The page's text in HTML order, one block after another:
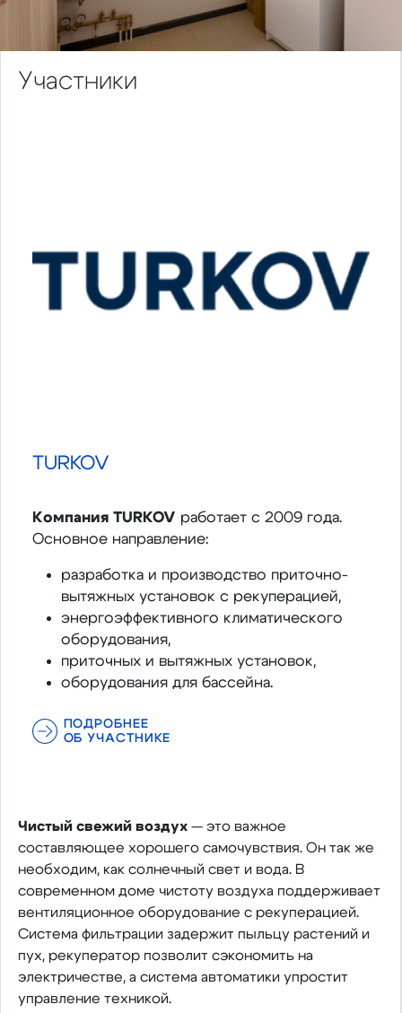
Участники
TURKOV
Компания TURKOV работает с 2009 года.
Основное направление:
разработка и производство приточно-
вытяжных установок с рекуперацией,
энергоэффективного климатического
оборудования,
приточных и вытяжных установок,
оборудования для бассейна.
ПОДРОБНЕЕ
ОБ УЧАСТНИКЕ
Чистый свежий воздух— это важное
составляющее хорошего самочувствия. Он так же
необходим, как солнечный свет и вода. В
современном доме чистоту воздуха поддерживает
вентиляционное оборудование с рекуперацией.
Система фильтрации задержит пыльцу растений и
пух, рекуператор позволит сэкономить на
электричестве, а система автоматики упростит
управление техникой.